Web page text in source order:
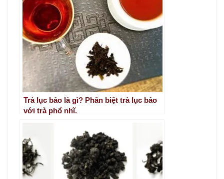
Trà lục bảo là gì? Phân biệt trà lục bảo
với trà phổ nhĩ.